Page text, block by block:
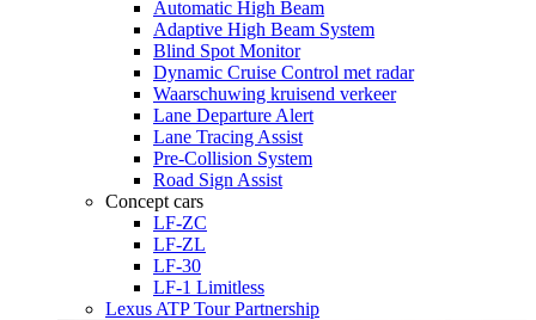
Automatic High Beam
Adaptive High Beam System
Blind Spot Monitor
Dynamic Cruise Control met radar
Waarschuwing kruisend verkeer
Lane Departure Alert
Lane Tracing Assist
Pre-Collision System
Road Sign Assist
Concept cars
LF-ZC
LF-ZL
LF-30
LF-1 Limitless
Lexus ATP Tour Partnership